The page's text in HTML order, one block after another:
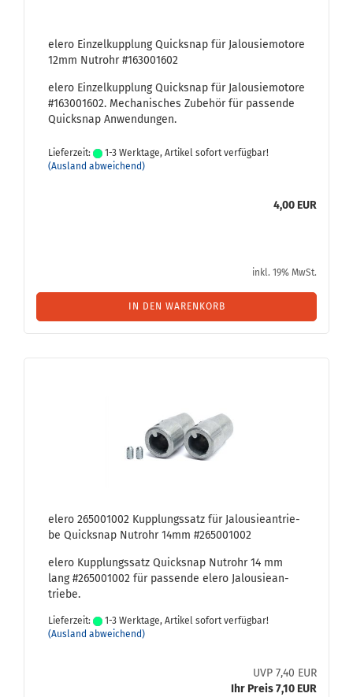
elero Ein­zel­kupp­lung Quicks­nap für Ja­lou­sie­mo­to­re
12mm Nut­rohr #163001602
elero Ein­zel­kupp­lung Quicks­nap für Ja­lou­sie­mo­to­re
#163001602. Me­cha­ni­sches Zu­be­hör für pas­sen­de
Quicks­nap An­wen­dun­gen.
Lieferzeit:
1-3 Werktage, Artikel sofort verfügbar!
(Ausland abweichend)
4,00 EUR
inkl. 19% MwSt.
IN DEN WARENKORB
elero 265001002 Kupp­lungs­satz für Ja­lou­sie­an­trie­
be Quicks­nap Nut­rohr 14mm #265001002
elero Kupp­lungs­satz Quicks­nap Nut­rohr 14 mm
lang #265001002 für pas­sen­de elero Ja­lou­sie­an­
trie­be.
Lieferzeit:
1-3 Werktage, Artikel sofort verfügbar!
(Ausland abweichend)
UVP 7,40 EUR
Ihr Preis 7,10 EUR